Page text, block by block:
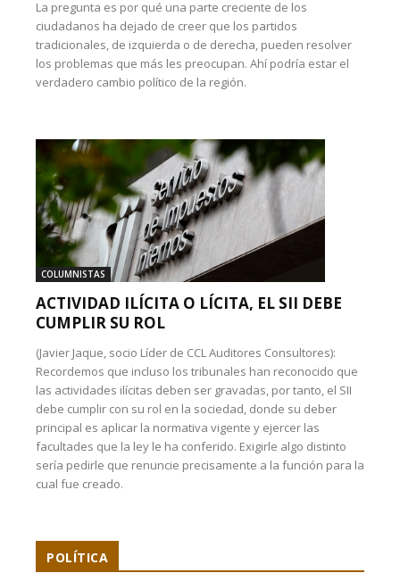
La pregunta es por qué una parte creciente de los
ciudadanos ha dejado de creer que los partidos
tradicionales, de izquierda o de derecha, pueden resolver
los problemas que más les preocupan. Ahí podría estar el
verdadero cambio político de la región.
COLUMNISTAS
ACTIVIDAD ILÍCITA O LÍCITA, EL SII DEBE
CUMPLIR SU ROL
(Javier Jaque, socio Líder de CCL Auditores Consultores):
Recordemos que incluso los tribunales han reconocido que
las actividades ilícitas deben ser gravadas, por tanto, el SII
debe cumplir con su rol en la sociedad, donde su deber
principal es aplicar la normativa vigente y ejercer las
facultades que la ley le ha conferido. Exigirle algo distinto
sería pedirle que renuncie precisamente a la función para la
cual fue creado.
POLÍTICA